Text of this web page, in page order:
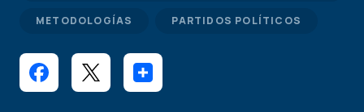
METODOLOGÍAS PARTIDOS POLÍTICOS